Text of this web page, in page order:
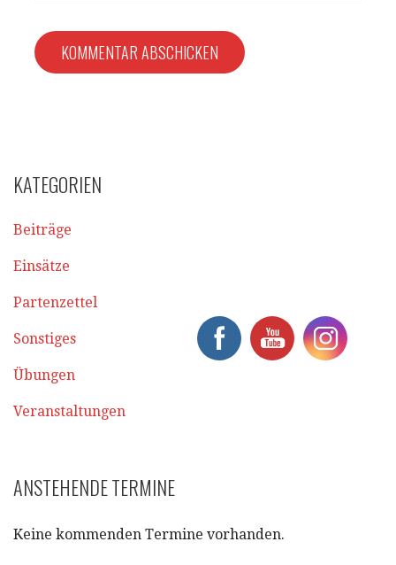
KATEGORIEN
Beiträge
Einsätze
Partenzettel
Sonstiges
Übungen
Veranstaltungen
ANSTEHENDE TERMINE
Keine kommenden Termine vorhanden.